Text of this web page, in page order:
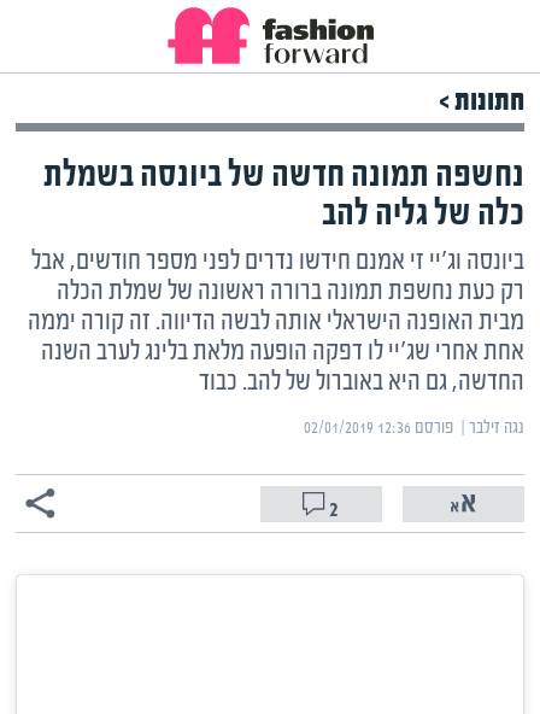
חתונות >
נחשפה תמונה חדשה של ביונסה בשמלת
כלה של גליה להב
ביונסה וג'יי זי אמנם חידשו נדרים לפני מספר חודשים, אבל
רק כעת נחשפת תמונה ברורה ראשונה של שמלת הכלה
מבית האופנה הישראלי אותה לבשה הדיווה. זה קורה יממה
אחת אחרי שג'יי לו דפקה הופעה מלאת בלינג לערב השנה
החדשה, גם היא באוברול של להב. כבוד
נגה זילבר | ‏פורסם ‎02/01/2019 12:36
2